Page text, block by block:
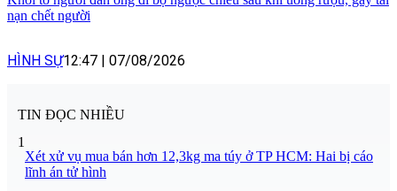
nạn chết người
HÌNH SỰ12:47 07/08/2026
TIN ĐỌC NHIỀU
1
Xét xử vụ mua bán hơn 12,3kg ma túy ở TP HCM: Hai bị cáo
lĩnh án tử hình